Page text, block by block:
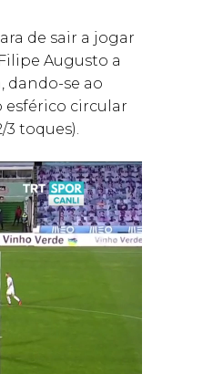
de sair a jogar
Augusto a
dando-se ao
esférico circular
toques).